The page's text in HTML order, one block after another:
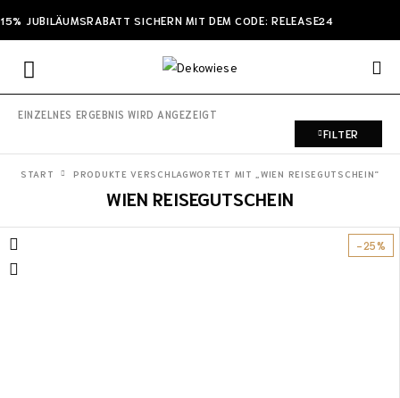
15% JUBILÄUMSRABATT SICHERN MIT DEM CODE: RELEASE24
EINZELNES ERGEBNIS WIRD ANGEZEIGT
FILTER
WIEN REISEGUTSCHEIN
START PRODUKTE VERSCHLAGWORTET MIT „WIEN REISEGUTSCHEIN“
-25%